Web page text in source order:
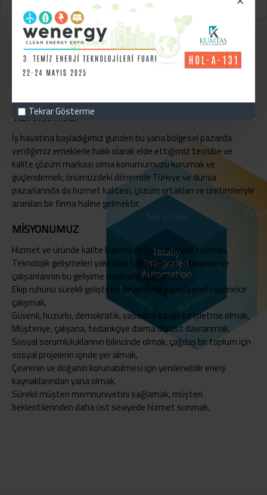
Tekrar Gösterme
VIZYONUMUZ
İş hayatına başladığımız günden bu yana bölgesel pazarda
verdiğimiz emeklerle haklı olarak elde ettiğimiz tecrübe ve
kalite çözüm markası olma konumumuzu korumak ve
güçlendirmek; önümüzdeki dönemde Türkiye ve dünya
pazarlarında da hizmet kalitesi, çözüm ortakları ve üretimleriyle
aranılan bir firma haline gelmektir.
MISYONUMUZ
Hizmet ve üründe kalite bilincini en üst seviyede tutmak,
Teknolojik gelişmeleri yakından takip ederek, altyapının ve
çalışanlarının bu gelişime uyumunu sağlamak,
Ekip ruhunu sürekli geliştiren dinamik bir yapıyla profesyonelce
çalışmak,
Güvenli, huzurlu, demokratik, yasalara saygılı bir işletme olmak,
Müşteriye, çalışana, tedarikçiye daima dürüst davranmak,
Sosyal sorumluluklarının bilincinde olmak, çağdaş bir toplum için
sosyal projelerin içinde yer almak,
Çevrenin ve doğanın korunabilmesi için yenilenebilir enerji
kaynaklarından yana olmak.
Sürekli müşteri memnuniyetini sağlamak, müşteri
beklentilerinden daha üst seviyede hizmet sunmak,